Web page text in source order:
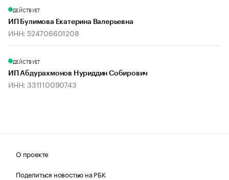
ДЕЙСТВУЕТ
ИП Булимова Екатерина Валерьевна
ИНН: 524706601208
ДЕЙСТВУЕТ
ИП Абдурахмонов Нуриддин Собирович
ИНН: 331110090743
О проекте
Поделиться новостью на РБК